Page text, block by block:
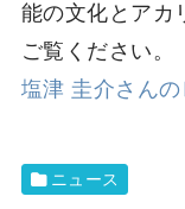
能の文化とアカ
ご覧ください。
塩津 圭介さん
ニュース